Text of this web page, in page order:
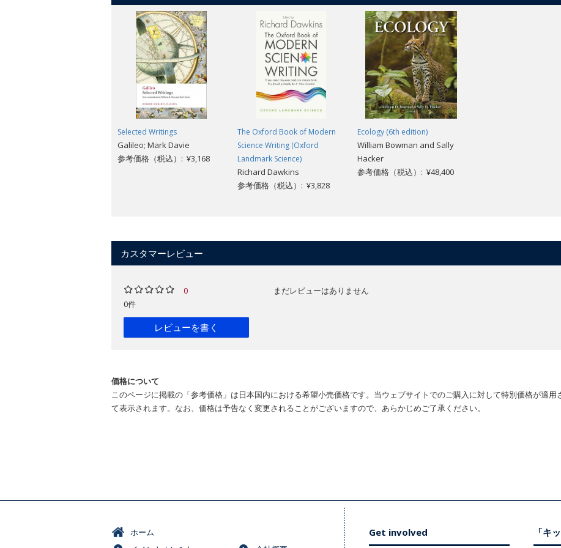
Selected Writings
Galileo; Mark Davie
参考価格（税込）: ¥3,168
The Oxford Book of Modern
Science Writing (Oxford
Landmark Science)
Richard Dawkins
参考価格（税込）: ¥3,828
Ecology (6th edition)
William Bowman and Sally
Hacker
参考価格（税込）: ¥48,400
カスタマーレビュー
0
0件
レビューを書く
まだレビューはありません
価格について
このページに掲載の「参考価格」は日本国内における希望小売価格です。当ウェブサイトでのご購入に対して特別価格が適
て表示されます。なお、価格は予告なく変更されることがございますので、あらかじめご了承ください。
ホーム
Get involved 「キ